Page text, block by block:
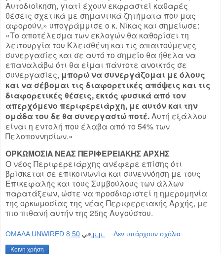
Αυτοδιοίκηση, γιατί έχουν εκφραστεί καθαρές
θέσεις σχετικά με σημαντικά ζητήματα που μας
αφορούν,» υπογράμμισε ο κ. Νίκας και σημείωσε:
«Το αποτέλεσμα των εκλογών θα καθορίσει τη
λειτουργία του Κλεισθένη και τις απαιτούμενες
συνεργασίες και σε αυτό το σημείο θα ήθελα να
επαναλάβω ότι θα είμαι πάντοτε ανοικτός σε
συνεργασίες, μπορώ να συνεργάζομαι με όλους
και να σέβομαι τις διαφορετικές απόψεις και τις
διαφορετικές θέσεις, εκτός φυσικά από τον
απερχόμενο περιφερειάρχη, με αυτόν και την
ομάδα του δε θα συνεργαστώ ποτέ.Αυτή εξάλλου
είναι η εντολή που έλαβα από το 54% των
Πελοποννησίων.»
ΟΡΚΩΜΟΣΙΑ ΝΕΑΣ ΠΕΡΙΦΕΡΕΙΑΚΗΣ ΑΡΧΗΣ
Ο νέος Περιφερειάρχης ανέφερε επίσης ότι
βρίσκεται σε επικοινωνία και συνεννόηση με τους
Επικεφαλής και τους Συμβούλους των άλλων
παρατάξεων, ώστε να προσδιοριστεί η ημερομηνία
της ορκωμοσίας της νέας Περιφερειακής Αρχής, με
πιο πιθανή αυτήν της 25ης Αυγούστου.
OMAΔΑ UNWIRED في 8:50 μ.μ. Δεν υπάρχουν σχόλια:
Κοινή χρήση